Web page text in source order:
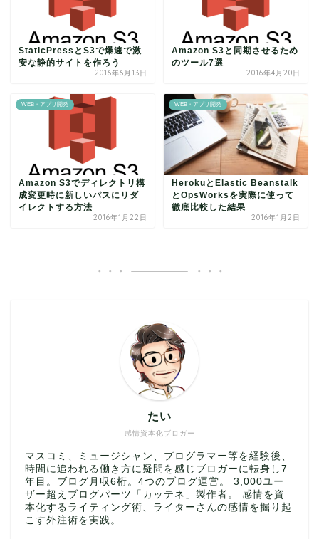
StaticPressとS3で爆速で激
安な静的サイトを作ろう
2016年6月13日
Amazon S3と同期させるため
のツール7選
2016年4月20日
WEB・アプリ開発
Amazon S3でディレクトリ構
成変更時に新しいパスにリダ
イレクトする方法
2016年1月22日
WEB・アプリ開発
HerokuとElastic Beanstalk
とOpsWorksを実際に使って
徹底比較した結果
2016年1月2日
感情資本化ブロガー
たい
マスコミ、ミュージシャン、プログラマー等を経験後、
時間に追われる働き方に疑問を感じブロガーに転身し7
年目。ブログ月収6桁。4つのブログ運営。 3,000ユー
ザー超えブログパーツ「カッテネ」製作者。 感情を資
本化するライティング術、ライターさんの感情を掘り起
こす外注術を実践。